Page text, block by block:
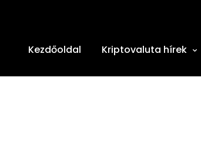
Kezdőoldal Kriptovaluta hírek